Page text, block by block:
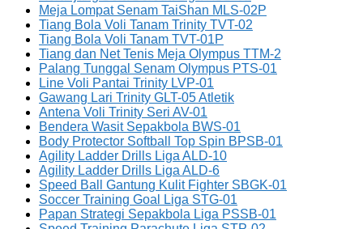
Meja Lompat Senam TaiShan MLS-02P
Tiang Bola Voli Tanam Trinity TVT-02
Tiang Bola Voli Tanam TVT-01P
Tiang dan Net Tenis Meja Olympus TTM-2
Palang Tunggal Senam Olympus PTS-01
Line Voli Pantai Trinity LVP-01
Gawang Lari Trinity GLT-05 Atletik
Antena Voli Trinity Seri AV-01
Bendera Wasit Sepakbola BWS-01
Body Protector Softball Top Spin BPSB-01
Agility Ladder Drills Liga ALD-10
Agility Ladder Drills Liga ALD-6
Speed Ball Gantung Kulit Fighter SBGK-01
Soccer Training Goal Liga STG-01
Papan Strategi Sepakbola Liga PSSB-01